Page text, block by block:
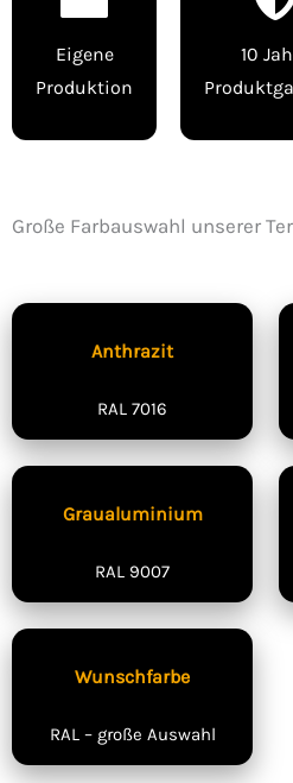
Eigene
Produktion
10
Große Farbauswahl unserer
Anthrazit
RAL 7016
Graualuminium
RAL 9007
Wunschfarbe
RAL – große Auswahl